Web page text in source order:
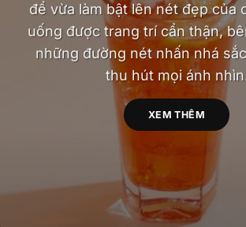
để vừa làm bật lên nét đẹp của
uống được trang trí cẩn thận,
những đường nét nhấn nhá
thu hút mọi ánh
XEM THÊM